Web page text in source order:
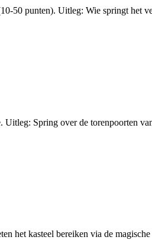
50 punten). Uitleg: Wie springt het
Spring over de torenpoorten
het kasteel bereiken via de